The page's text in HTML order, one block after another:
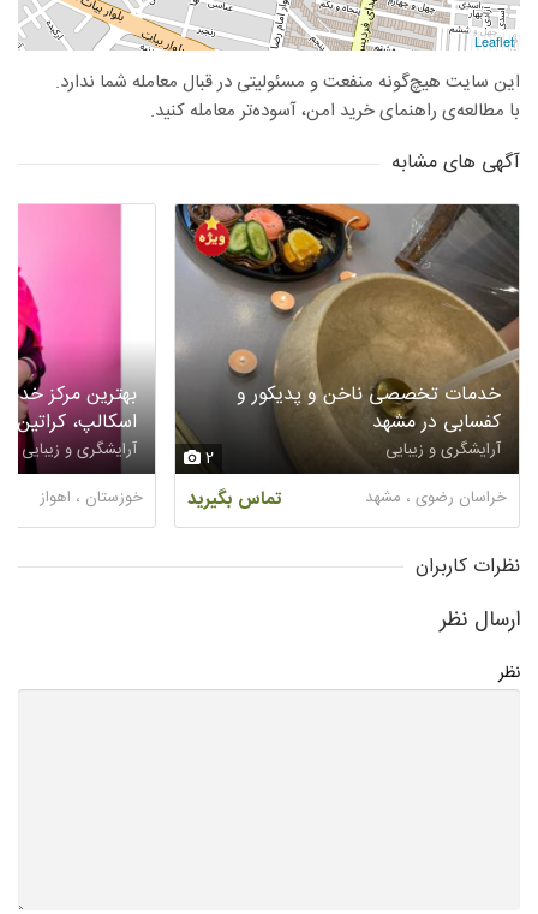
Leaflet
این سایت هیچ‌گونه منفعت و مسئولیتی در قبال معامله شما ندارد.
با مطالعه‌ی راهنمای خرید امن، آسوده‌تر معامله کنید.
آگهی های مشابه
2
خدمات تخصصی ناخن و پدیکور و
کفسابی در مشهد
آرایشگری و زیبایی
تماس بگیرید خراسان رضوی ، مشهد
بهترین مرکز
اسکالپ، کراتین
آرایشگری و زیبایی
خوزستان ، اهواز
نظرات کاربران
ارسال نظر
نظر